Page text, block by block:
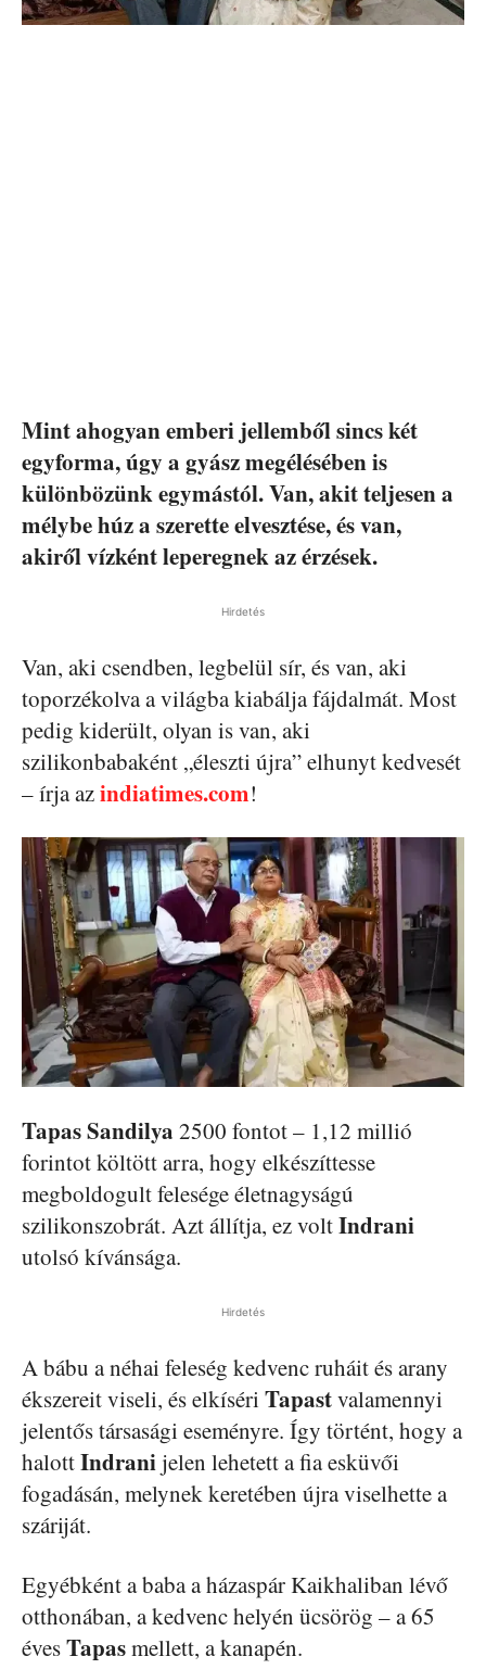
Mint ahogyan emberi jellemből sincs két
egyforma, úgy a gyász megélésében is
különbözünk egymástól. Van, akit teljesen a
mélybe húz a szerette elvesztése, és van,
akiről vízként leperegnek az érzések.
Hirdetés
Van, aki csendben, legbelül sír, és van, aki
toporzékolva a világba kiabálja fájdalmát. Most
pedig kiderült, olyan is van, aki
szilikonbabaként „éleszti újra” elhunyt kedvesét
– írja azindiatimes.com!
Tapas Sandilya 2500 fontot – 1,12 millió
forintot költött arra, hogy elkészíttesse
megboldogult felesége életnagyságú
szilikonszobrát. Azt állítja, ez voltIndrani
utolsó kívánsága.
Hirdetés
A bábu a néhai feleség kedvenc ruháit és arany
ékszereit viseli, és elkíséri Tapastvalamennyi
jelentős társasági eseményre. Így történt, hogy a
halottIndranijelen lehetett a fia esküvői
fogadásán, melynek keretében újra viselhette a
száriját.
Egyébként a baba a házaspár Kaikhaliban lévő
otthonában, a kedvenc helyén ücsörög – a 65
évesTapasmellett, a kanapén.